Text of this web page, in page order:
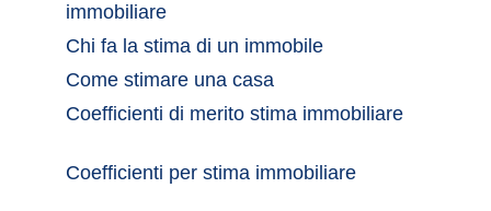
immobiliare
Coefficienti di merito stima immobiliare
Coefficienti per stima immobiliare